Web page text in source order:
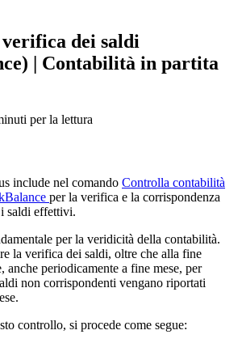
dei saldi
| Contabilità in partita
per la lettura
include nel comando Controlla contabilità
per la verifica e la corrispondenza
saldi effettivi.
per la veridicità della contabilità.
la verifica dei saldi, oltre che alla fine
anche periodicamente a fine mese, per
non corrispondenti vengano riportati
controllo, si procede come segue: